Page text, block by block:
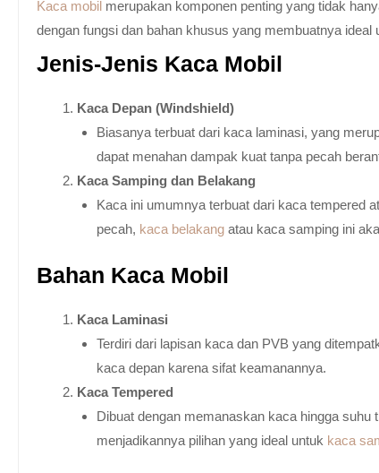
Kaca mobilmerupakan komponen penting yang tidak
dengan fungsi dan bahan khusus yang membuatnya
Jenis-Jenis Kaca Mobil
Kaca Depan (Windshield)
Biasanya terbuat dari kaca laminasi, yang
dapat menahan dampak kuat tanpa pecah
Kaca Samping dan Belakang
Kaca ini umumnya terbuat dari kaca tempered
pecah, kaca belakang atau kaca samping ini
Bahan Kaca Mobil
Kaca Laminasi
Terdiri dari lapisan kaca dan PVB yang
kaca depan karena sifat keamanannya.
Kaca Tempered
Dibuat dengan memanaskan kaca hingga
menjadikannya pilihan yang ideal untuk kaca